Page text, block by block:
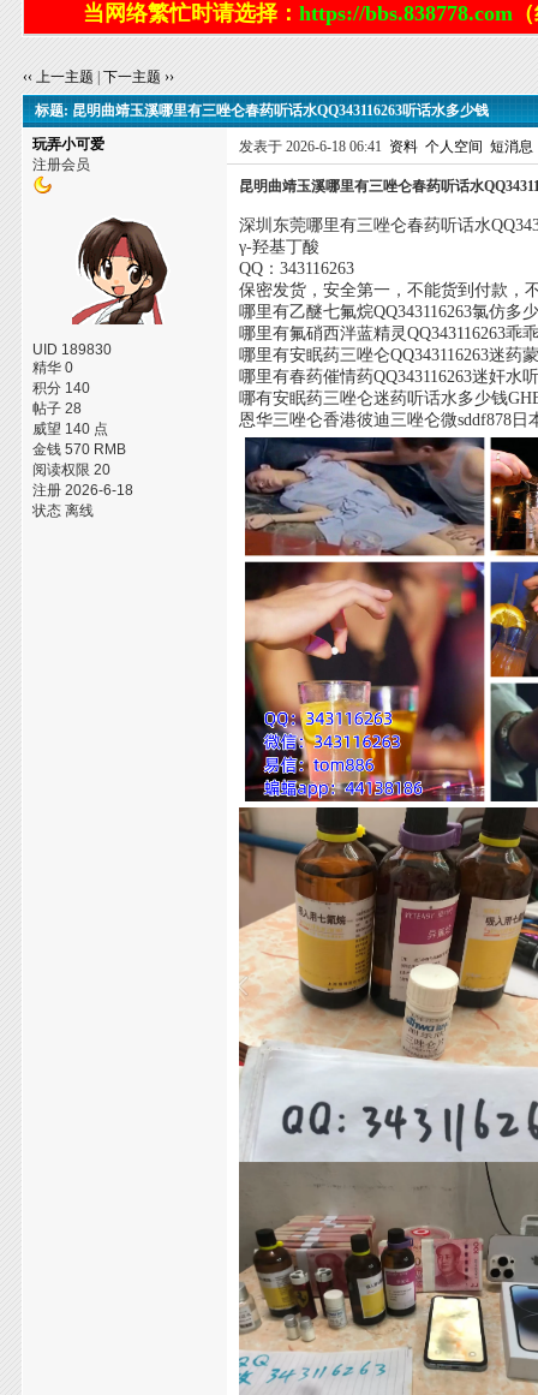
当网络繁忙时请选择： https://bbs.838778.com
‹‹ 上一主题 |下一主题 ››
标题: 昆明曲靖玉溪哪里有三唑仑春药听话水QQ343116263听话水多少钱
玩弄小可爱
注册会员
UID 189830
精华 0
积分 140
帖子 28
威望 140 点
金钱 570 RMB
阅读权限 20
注册 2026-6-18
状态 离线
发表于 2026-6-18 06:41 资料 个人空间 短消息
昆明曲靖玉溪哪里有三唑仑春药听话水
深圳东莞哪里有三唑仑春药听话水
γ-羟基丁酸
QQ：343116263
保密发货，安全第一，不能货到付款，
哪里有乙醚七氟烷QQ343116263氯仿多
哪里有氟硝西泮蓝精灵QQ343116263乖
哪里有安眠药三唑仑QQ343116263迷药
哪里有春药催情药QQ343116263迷奸水
哪有安眠药三唑仑迷药听话水多少钱
恩华三唑仑香港彼迪三唑仑微sddf878